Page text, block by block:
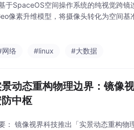
于SpaceOS空间操作系统的纯视觉跨
像素升维模型，将摄像头转化为空间
网络 #linux #大数据
动态重构物理边界：镜像
中枢
： 镜像视界科技推出「实景动态重构